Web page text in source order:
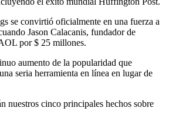
se convirtió oficialmente en una fuerza a
Jason Calacanis, fundador de
por $ 25 millones.
aumento de la popularidad que
seria herramienta en línea en lugar de
nuestros cinco principales hechos sobre